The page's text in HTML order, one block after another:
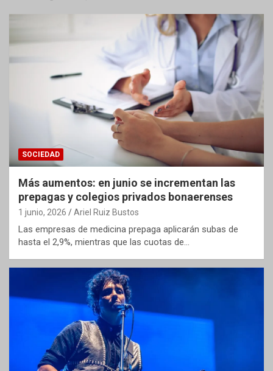
SOCIEDAD
Más aumentos: en junio se incrementan las
prepagas y colegios privados bonaerenses
1 junio, 2026 Ariel Ruiz Bustos
Las empresas de medicina prepaga aplicarán subas de
hasta el 2,9%, mientras que las cuotas de…